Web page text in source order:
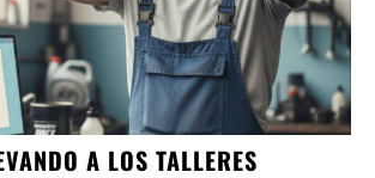
A LOS TALLERES